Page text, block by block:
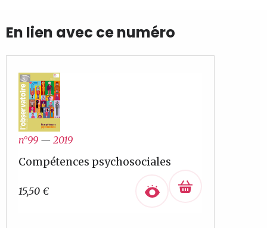
En lien avec ce numéro
n°99 — 2019
Compétences psychosociales
15,50 €